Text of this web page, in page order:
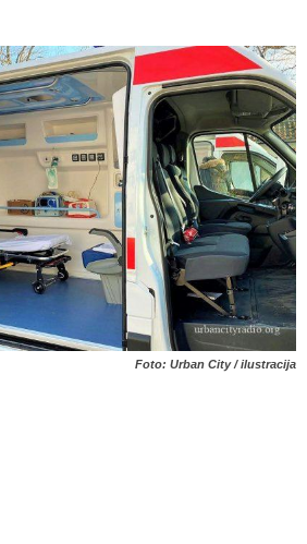
Foto: Urban City / ilustracija